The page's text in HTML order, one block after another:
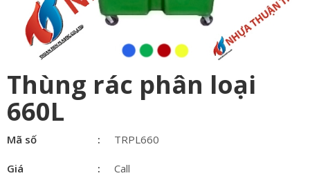
Thùng rác phân loại
660L
Mã số TRPL660
Giá Call